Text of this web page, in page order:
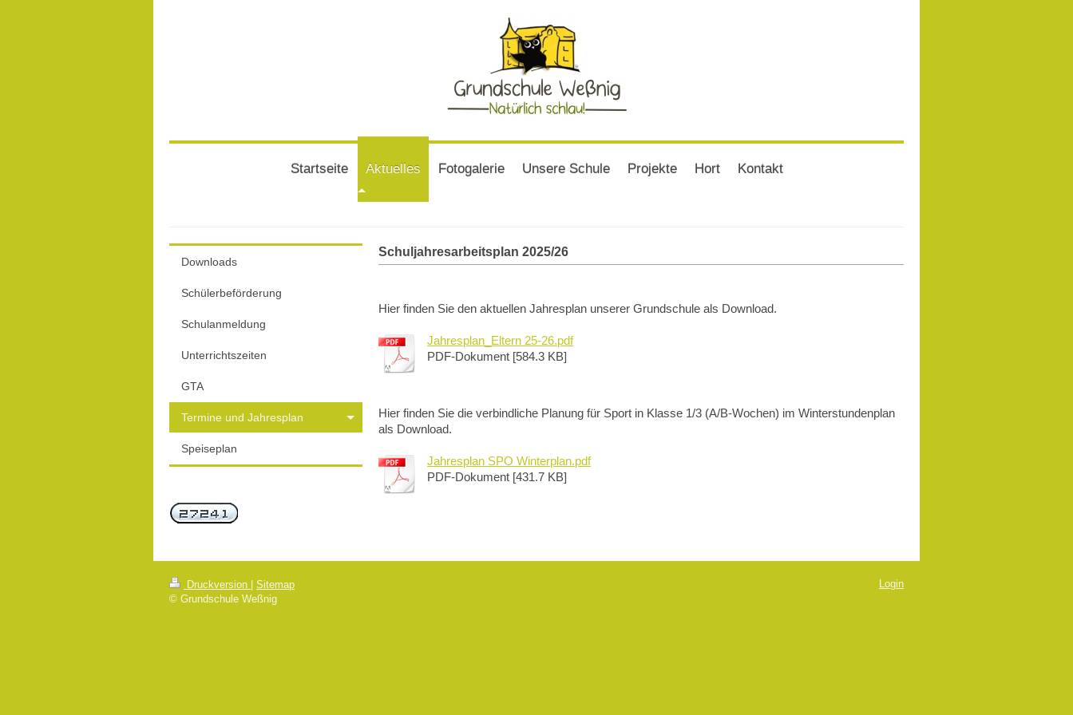
Startseite Aktuelles Fotogalerie Unsere Schule Projekte Hort Kontakt
Schuljahresarbeitsplan 2025/26
Hier finden Sie den aktuellen Jahresplan unserer Grundschule als Download.
Jahresplan_Eltern 25-26.pdf
PDF-Dokument [584.3 KB]
Hier finden Sie die verbindliche Planung für Sport in Klasse 1/3 (A/B-Wochen) im Winterstundenplan
als Download.
Jahresplan SPO Winterplan.pdf
PDF-Dokument [431.7 KB]
Downloads
Schülerbeförderung
Schulanmeldung
Unterrichtszeiten
GTA
Termine und Jahresplan
Speiseplan
Druckversion
Sitemap
© Grundschule Weßnig
Login